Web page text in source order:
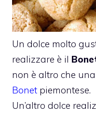
Un dolce molto
realizzare è il
non è altro che
Bonet piemontese.
Un’altro dolce